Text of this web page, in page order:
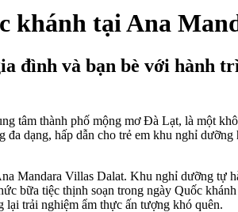
khánh tại Ana
đình và bạn bè với hành
tâm thành phố mộng mơ Đà Lạt, là một
đa dạng, hấp dẫn cho trẻ em khu nghỉ
Mandara Villas Dalat. Khu nghỉ dưỡng tự
bữa tiệc thịnh soạn trong ngày Quốc
lại trải nghiệm ẩm thực ấn tượng khó quên.